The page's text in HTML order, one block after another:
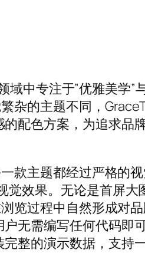
中专注于”优雅美学”
杂的主题不同，
配色方案，为追求品
款主题都经过严格的
效果。无论是首屏
览过程中自然形成对
无需编写任何代码即
整的演示数据，支持